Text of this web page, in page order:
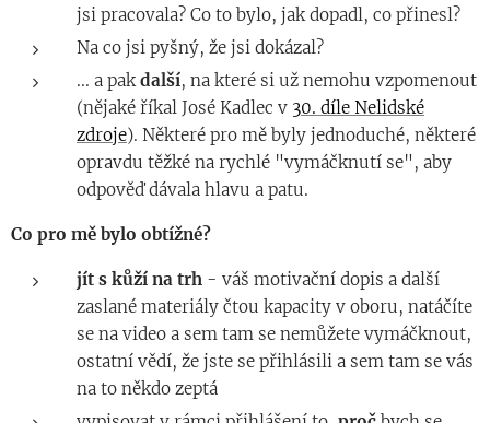
jsi pracovala? Co to bylo, jak dopadl, co přinesl?
Na co jsi pyšný, že jsi dokázal?
... a pak další, na které si už nemohu vzpomenout
(nějaké říkal José Kadlec v 30. díle Nelidské
zdroje). Některé pro mě byly jednoduché, některé
opravdu těžké na rychlé "vymáčknutí se", aby
odpověď dávala hlavu a patu.
Co pro mě bylo obtížné?
jít s kůží na trh - váš motivační dopis a další
zaslané materiály čtou kapacity v oboru, natáčíte
se na video a sem tam se nemůžete vymáčknout,
ostatní vědí, že jste se přihlásili a sem tam se vás
na to někdo zeptá